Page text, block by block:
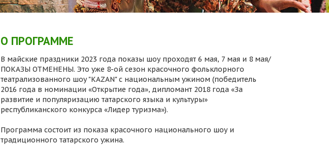
О ПРОГРАММЕ
В майские праздники 2023 года показы шоу проходят 6 мая, 7 мая и 8 мая/
ПОКАЗЫ ОТМЕНЕНЫ. Это уже 8-ой сезон красочного фольклорного
театрализованного шоу "KAZAN" с национальным ужином (победитель
2016 года в номинации «Открытие года», дипломант 2018 года «За
развитие и популяризацию татарского языка и культуры»
республиканского конкурса «Лидер туризма»).
Программа состоит из показа красочного национального шоу и
традиционного татарского ужина.